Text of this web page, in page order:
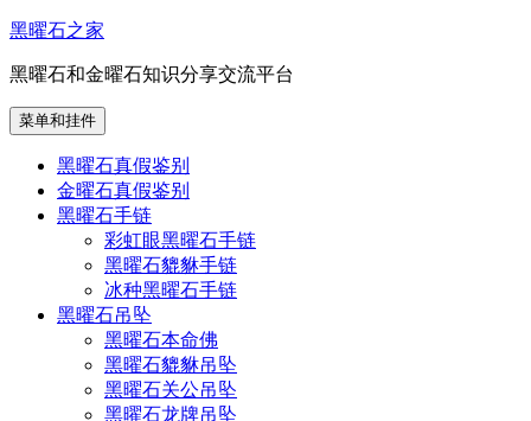
跳
内
容
黑曜石之家
黑曜石和金曜石知识分享交流平台
菜单和挂件
黑曜石真假鉴别
金曜石真假鉴别
黑曜石手链
彩虹眼黑曜石手链
黑曜石貔貅手链
冰种黑曜石手链
黑曜石吊坠
黑曜石本命佛
黑曜石貔貅吊坠
黑曜石关公吊坠
黑曜石龙牌吊坠